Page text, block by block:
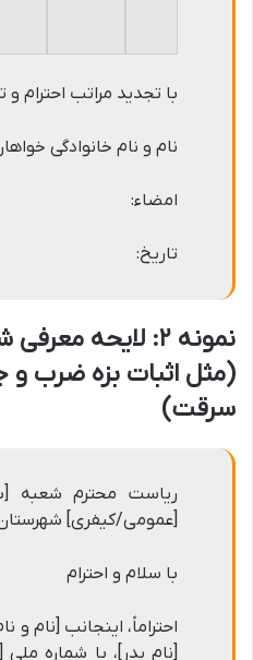
با تجدید مراتب احترام و
نام و نام خانوادگی
امضاء:
تاریخ:
نمونه ۲: لایحه
(مثل اثبات بزه ضرب و
سرقت)
ریاست محترم شعبه
[عمومی/کیفری]
با سلام و احترام
احتراماً، اینجانب [نام و
[نام پدر]، با شماره